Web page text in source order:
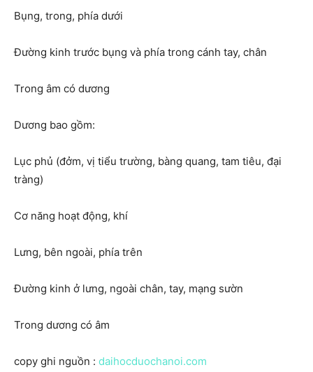
Bụng, trong, phía dưới
Đường kinh trước bụng và phía trong cánh tay, chân
Trong âm có dương
Dương bao gồm:
Lục phủ (đởm, vị tiểu trường, bàng quang, tam tiêu, đại
tràng)
Cơ năng hoạt động, khí
Lưng, bên ngoài, phía trên
Đường kinh ở lưng, ngoài chân, tay, mạng sườn
Trong dương có âm
copy ghi nguồn : daihocduochanoi.com